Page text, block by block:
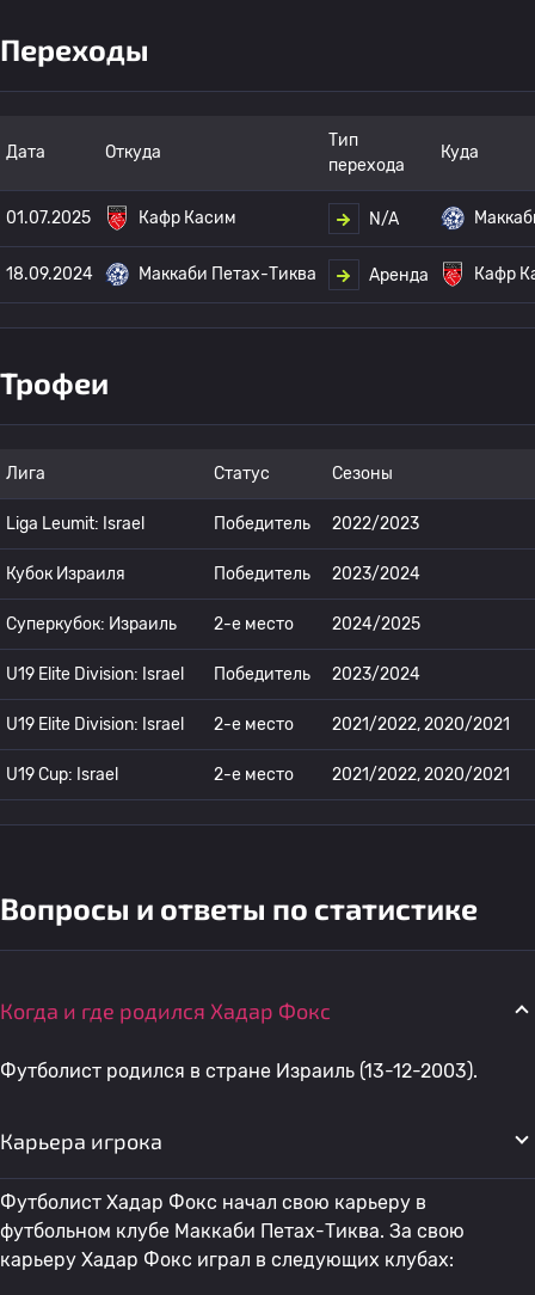
Переходы
Дата Откуда
Тип
перехода
Куда
01.07.2025 Кафр Касим N/A
18.09.2024 Маккаби Петах-Тиква Аренда Кафр
Трофеи
Лига Статус Сезоны
Liga Leumit: Israel Победитель 2022/2023
Кубок Израиля Победитель 2023/2024
Суперкубок: Израиль 2-е место 2024/2025
U19 Elite Division: Israel Победитель 2023/2024
U19 Elite Division: Israel 2-е место 2021/2022, 2020/2021
U19 Cup: Israel 2-е место 2021/2022, 2020/2021
Вопросы и ответы по статистике
Когда и где родился Хадар Фокс
Футболист родился в стране Израиль (13-12-2003).
Карьера игрока
Футболист Хадар Фокс начал свою карьеру в
футбольном клубе Маккаби Петах-Тиква. За свою
карьеру Хадар Фокс играл в следующих клубах: